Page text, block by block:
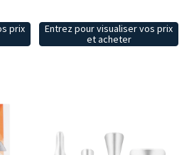
prix
Entrez pour visualiser vos prix
et acheter